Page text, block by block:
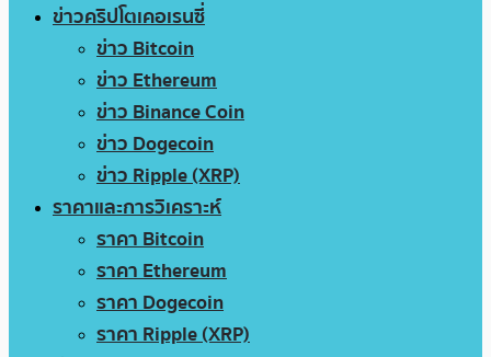
ข่าวคริปโตเคอเรนซี่
ข่าว Bitcoin
ข่าว Ethereum
ข่าว Binance Coin
ข่าว Dogecoin
ข่าว Ripple (XRP)
ราคาและการวิเคราะห์
ราคา Bitcoin
ราคา Ethereum
ราคา Dogecoin
ราคา Ripple (XRP)